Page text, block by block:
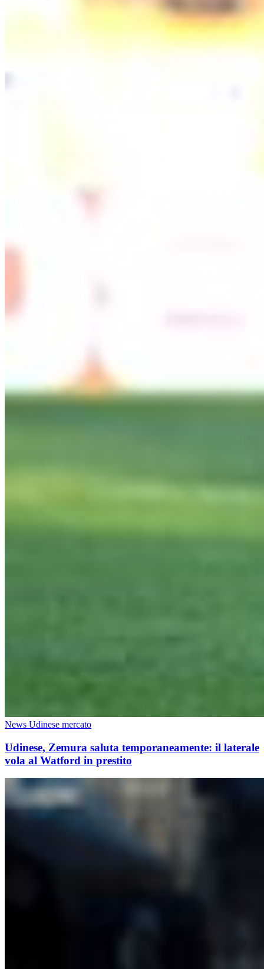
News Udinese mercato
Udinese, Zemura saluta temporaneamente: il laterale
vola al Watford in prestito